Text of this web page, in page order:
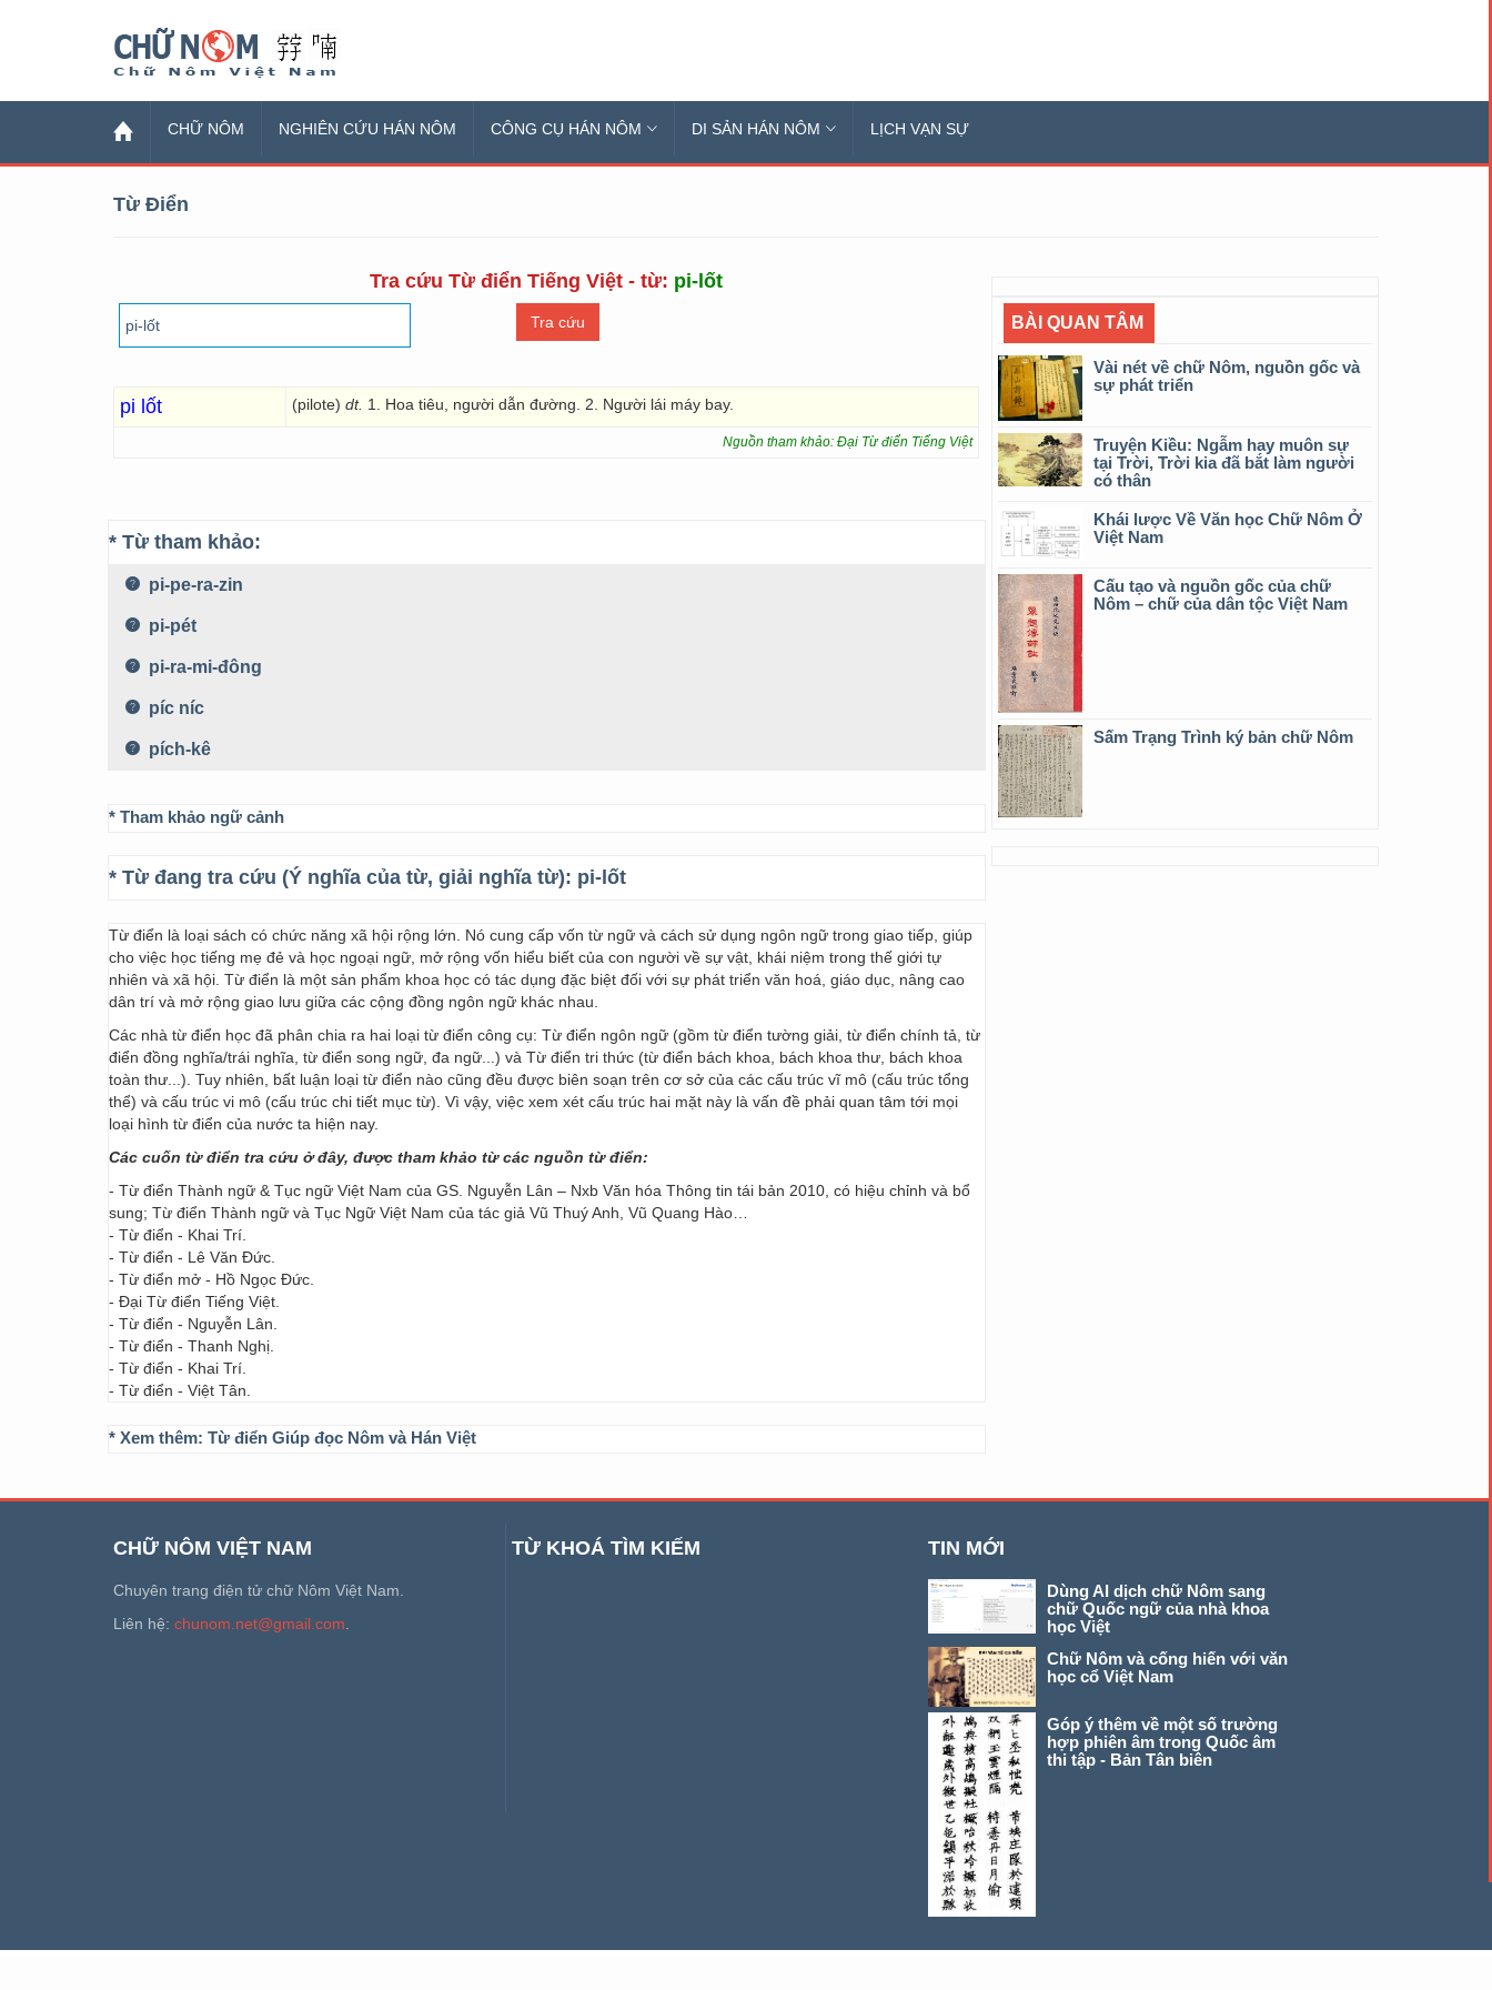
CHỮ NÔM NGHIÊN CỨU HÁN NÔM CÔNG CỤ HÁN NÔM DI SẢN HÁN NÔM LỊCH VẠN SỰ
Từ Điển
Tra cứu Từ điển Tiếng Việt - từ: pi-lốt
pi lốt (pilote) dt. 1. Hoa tiêu, người dẫn đường. 2. Người lái máy bay.
Nguồn tham khảo: Đại Từ điển Tiếng Việt
* Từ tham khảo:
pi-pe-ra-zin
pi-pét
pi-ra-mi-đông
píc níc
pích-kê
* Tham khảo ngữ cảnh
* Từ đang tra cứu (Ý nghĩa của từ, giải nghĩa từ): pi-lốt
Từ điển là loại sách có chức năng xã hội rộng lớn. Nó cung cấp vốn từ ngữ và cách sử dụng ngôn ngữ trong giao tiếp, giúp
cho việc học tiếng mẹ đẻ và học ngoại ngữ, mở rộng vốn hiểu biết của con người về sự vật, khái niệm trong thế giới tự
nhiên và xã hội. Từ điển là một sản phẩm khoa học có tác dụng đặc biệt đối với sự phát triển văn hoá, giáo dục, nâng cao
dân trí và mở rộng giao lưu giữa các cộng đồng ngôn ngữ khác nhau.
Các nhà từ điển học đã phân chia ra hai loại từ điển công cụ: Từ điển ngôn ngữ (gồm từ điển tường giải, từ điển chính tả, từ
điển đồng nghĩa/trái nghĩa, từ điển song ngữ, đa ngữ...) và Từ điển tri thức (từ điển bách khoa, bách khoa thư, bách khoa
toàn thư...). Tuy nhiên, bất luận loại từ điển nào cũng đều được biên soạn trên cơ sở của các cấu trúc vĩ mô (cấu trúc tổng
thể) và cấu trúc vi mô (cấu trúc chi tiết mục từ). Vì vậy, việc xem xét cấu trúc hai mặt này là vấn đề phải quan tâm tới mọi
loại hình từ điển của nước ta hiện nay.
Các cuốn từ điển tra cứu ở đây, được tham khảo từ các nguồn từ điển:
- Từ điển Thành ngữ & Tục ngữ Việt Nam của GS. Nguyễn Lân – Nxb Văn hóa Thông tin tái bản 2010, có hiệu chỉnh và bổ
sung; Từ điển Thành ngữ và Tục Ngữ Việt Nam của tác giả Vũ Thuý Anh, Vũ Quang Hào…
- Từ điển - Khai Trí.
- Từ điển - Lê Văn Đức.
- Từ điển mở - Hồ Ngọc Đức.
- Đại Từ điển Tiếng Việt.
- Từ điển - Nguyễn Lân.
- Từ điển - Thanh Nghị.
- Từ điển - Khai Trí.
- Từ điển - Việt Tân.
* Xem thêm: Từ điển Giúp đọc Nôm và Hán Việt
BÀI QUAN TÂM
Vài nét về chữ Nôm, nguồn gốc và
sự phát triển
Truyện Kiều: Ngẫm hay muôn sự
tại Trời, Trời kia đã bắt làm người
có thân
Khái lược Về Văn học Chữ Nôm Ở
Việt Nam
Cấu tạo và nguồn gốc của chữ
Nôm – chữ của dân tộc Việt Nam
Sấm Trạng Trình ký bản chữ Nôm
CHỮ NÔM VIỆT NAM
Chuyên trang điện tử chữ Nôm Việt Nam.
Liên hệ: chunom.net@gmail.com
TỪ KHOÁ TÌM KIẾM TIN MỚI
Dùng AI dịch chữ Nôm sang
chữ Quốc ngữ của nhà khoa
học Việt
Chữ Nôm và cống hiến với văn
học cổ Việt Nam
Góp ý thêm về một số trường
hợp phiên âm trong Quốc âm
thi tập - Bản Tân biên